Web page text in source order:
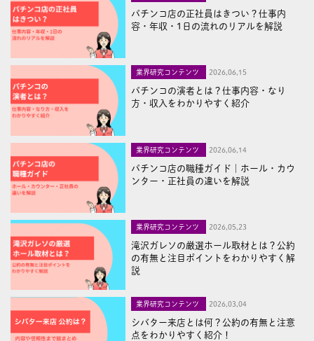
パチンコ店の正社員はきつい？仕事内
容・年収・1日の流れのリアルを解説
業界研究コンテンツ 2026,06,15
パチンコの演者とは？仕事内容・なり
方・収入をわかりやすく紹介
業界研究コンテンツ 2026,06,14
パチンコ店の職種ガイド｜ホール・カウ
ンター・正社員の違いを解説
業界研究コンテンツ 2026,05,23
滝沢ガレソの厳選ホール取材とは？公約
の有無と注目ポイントをわかりやすく解
説
業界研究コンテンツ 2026,03,04
シバター来店とは何？公約の有無と注意
点をわかりやすく紹介！